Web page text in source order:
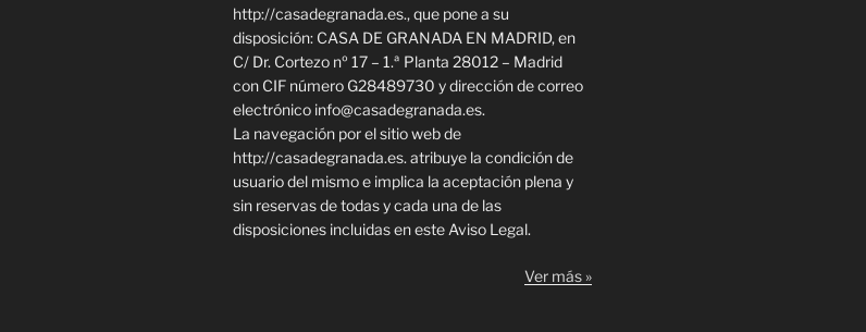
http://casadegranada.es., que pone a su
disposición: CASA DE GRANADA EN MADRID, en
C/ Dr. Cortezo nº 17 – 1.ª Planta 28012 – Madrid
con CIF número G28489730 y dirección de correo
electrónico info@casadegranada.es.
La navegación por el sitio web de
http://casadegranada.es. atribuye la condición de
usuario del mismo e implica la aceptación plena y
sin reservas de todas y cada una de las
disposiciones incluidas en este Aviso Legal.
Ver más »